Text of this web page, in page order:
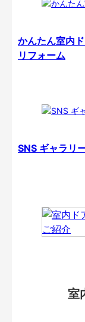
かんたん室内
リフォーム
SNS ギャラリ
室